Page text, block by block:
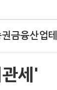
금융산업
세'